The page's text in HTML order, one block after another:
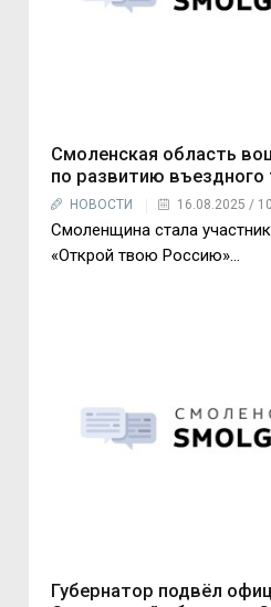
Смоленская область
по развитию въездного
НОВОСТИ 16.08.2025 /
Смоленщина стала
«Открой твою Россию»...
Губернатор подвёл